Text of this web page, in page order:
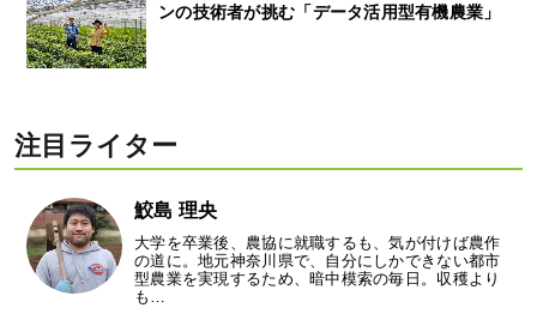
ンの技術者が挑む「データ活用型有機農業」
注目ライター
鮫島 理央
大学を卒業後、農協に就職するも、気が付けば農作
の道に。地元神奈川県で、自分にしかできない都市
型農業を実現するため、暗中模索の毎日。収穫より
も…